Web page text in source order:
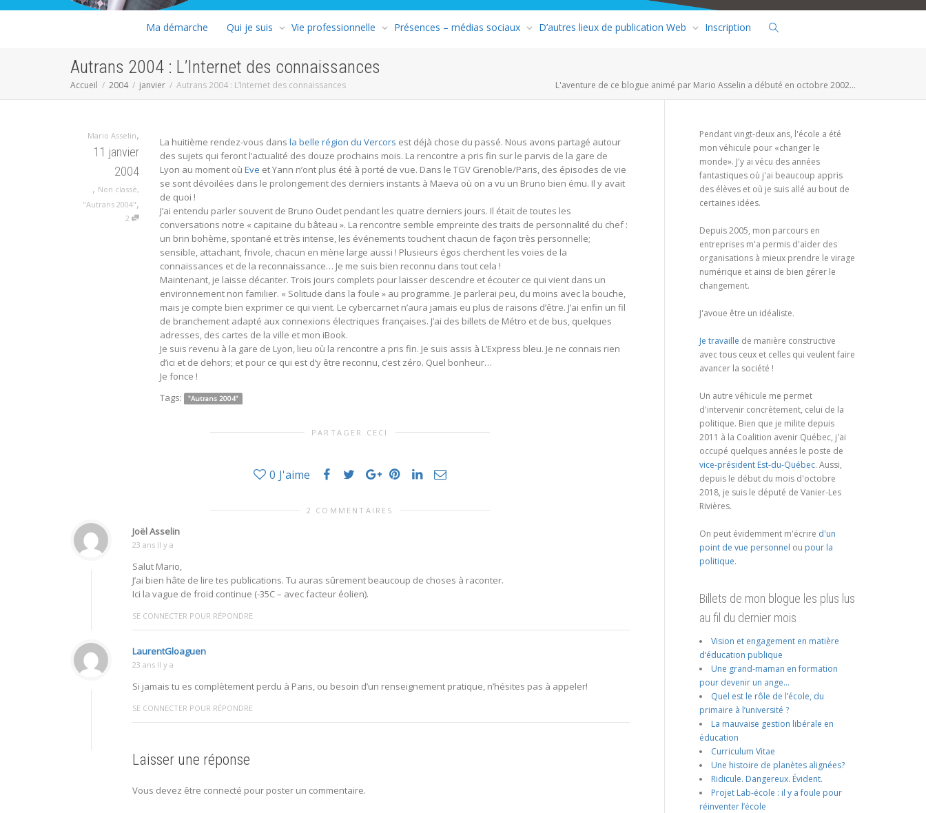
Ma démarche Qui je suis Vie professionnelle Présences – médias sociaux D’autres lieux de publication Web Inscription
Autrans 2004 : L’Internet des connaissances
Accueil 2004 janvier Autrans 2004 : L’Internet des connaissances L'aventure de ce blogue animé par Mario Asselin a débuté en octobre 2002...
Mario Asselin,
11 janvier
2004
, Non classé,
"Autrans 2004",
2
La huitième rendez-vous dans la belle région du Vercors est déjà chose du passé. Nous avons partagé autour
des sujets qui feront l’actualité des douze prochains mois. La rencontre a pris fin sur le parvis de la gare de
Lyon au moment où Eve et Yann n’ont plus été à porté de vue. Dans le TGV Grenoble/Paris, des épisodes de vie
se sont dévoilées dans le prolongement des derniers instants à Maeva où on a vu un Bruno bien ému. Il y avait
de quoi !
J’ai entendu parler souvent de Bruno Oudet pendant les quatre derniers jours. Il était de toutes les
conversations notre « capitaine du bâteau ». La rencontre semble empreinte des traits de personnalité du chef :
un brin bohème, spontané et très intense, les événements touchent chacun de façon très personnelle;
sensible, attachant, frivole, chacun en mène large aussi ! Plusieurs égos cherchent les voies de la
connaissances et de la reconnaissance… Je me suis bien reconnu dans tout cela !
Maintenant, je laisse décanter. Trois jours complets pour laisser descendre et écouter ce qui vient dans un
environnement non familier. « Solitude dans la foule » au programme. Je parlerai peu, du moins avec la bouche,
mais je compte bien exprimer ce qui vient. Le cybercarnet n’aura jamais eu plus de raisons d’être. J’ai enfin un fil
de branchement adapté aux connexions électriques françaises. J’ai des billets de Métro et de bus, quelques
adresses, des cartes de la ville et mon iBook.
Je suis revenu à la gare de Lyon, lieu où la rencontre a pris fin. Je suis assis à L’Express bleu. Je ne connais rien
d’ici et de dehors; et pour ce qui est d’y être reconnu, c’est zéro. Quel bonheur…
Je fonce !
Tags:
"Autrans 2004"
PARTAGER CECI
0 J'aime
2 COMMENTAIRES
Joël Asselin
23 ans Il y a
Salut Mario,
J’ai bien hâte de lire tes publications. Tu auras sûrement beaucoup de choses à raconter.
Ici la vague de froid continue (-35C – avec facteur éolien).
SE CONNECTER POUR RÉPONDRE
LaurentGloaguen
23 ans Il y a
Si jamais tu es complètement perdu à Paris, ou besoin d’un renseignement pratique, n’hésites pas à appeler!
SE CONNECTER POUR RÉPONDRE
Laisser une réponse
Vous devez être connecté pour poster un commentaire.
Pendant vingt-deux ans, l'école a été
mon véhicule pour «changer le
monde». J'y ai vécu des années
fantastiques où j'ai beaucoup appris
des élèves et où je suis allé au bout de
certaines idées.
Depuis 2005, mon parcours en
entreprises m'a permis d'aider des
organisations à mieux prendre le virage
numérique et ainsi de bien gérer le
changement.
J'avoue être un idéaliste.
Je travaille de manière constructive
avec tous ceux et celles qui veulent faire
avancer la société !
Un autre véhicule me permet
d'intervenir concrètement, celui de la
politique. Bien que je milite depuis
2011 à la Coalition avenir Québec, j'ai
occupé quelques années le poste de
vice-président Est-du-Québec. Aussi,
depuis le début du mois d'octobre
2018, je suis le député de Vanier-Les
Rivières.
On peut évidemment m'écrire d'un
point de vue personnel ou pour la
politique.
Billets de mon blogue les plus lus
au fil du dernier mois
Vision et engagement en matière
d’éducation publique
Une grand-maman en formation
pour devenir un ange…
Quel est le rôle de l’école, du
primaire à l’université ?
La mauvaise gestion libérale en
éducation
Curriculum Vitae
Une histoire de planètes alignées?
Ridicule. Dangereux. Évident.
Projet Lab-école : il y a foule pour
réinventer l’école